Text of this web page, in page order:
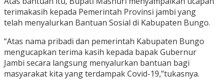
terimakasih kepada Pemerintah Provinsi jambi yang
telah menyalurkan Bantuan Sosial di Kabupaten Bungo.
“Atas nama pribadi dan pemerintah Kabupaten Bungo
mengucapkan terima kasih kepada bapak Gubernur
Jambi secara langsung menyalurkan bantuan bagi
masyarakat kita yang terdampak Covid-19,”tukasnya.